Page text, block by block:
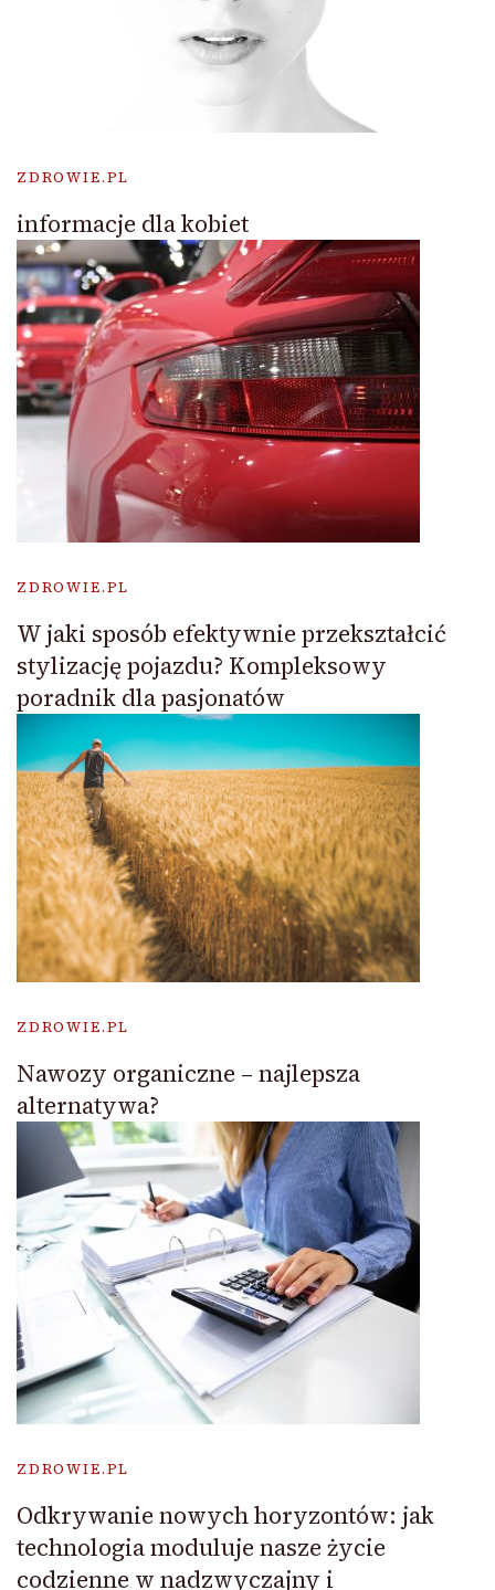
ZDROWIE.PL
informacje dla kobiet
ZDROWIE.PL
W jaki sposób efektywnie przekształcić
stylizację pojazdu? Kompleksowy
poradnik dla pasjonatów
ZDROWIE.PL
Nawozy organiczne – najlepsza
alternatywa?
ZDROWIE.PL
Odkrywanie nowych horyzontów: jak
technologia moduluje nasze życie
codzienne w nadzwyczajny i